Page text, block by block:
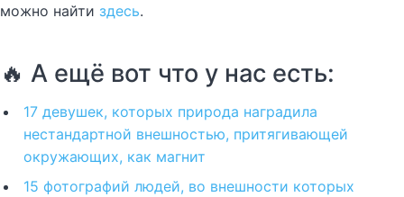
можно найти здесь.
🔥 А ещё вот что у нас есть:
17 девушек, которых природа наградила
нестандартной внешностью, притягивающей
окружающих, как магнит
15 фотографий людей, во внешности которых